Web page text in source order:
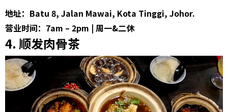
地址：Batu 8, Jalan Mawai, Kota Tinggi, Johor.
营业时间：7am – 2pm | 周一&二休
4. 顺发肉骨茶